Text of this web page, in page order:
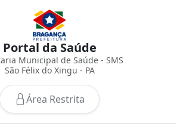
Portal da Saúde
Municipal de Saúde - SMS
São Félix do Xingu - PA
Área Restrita